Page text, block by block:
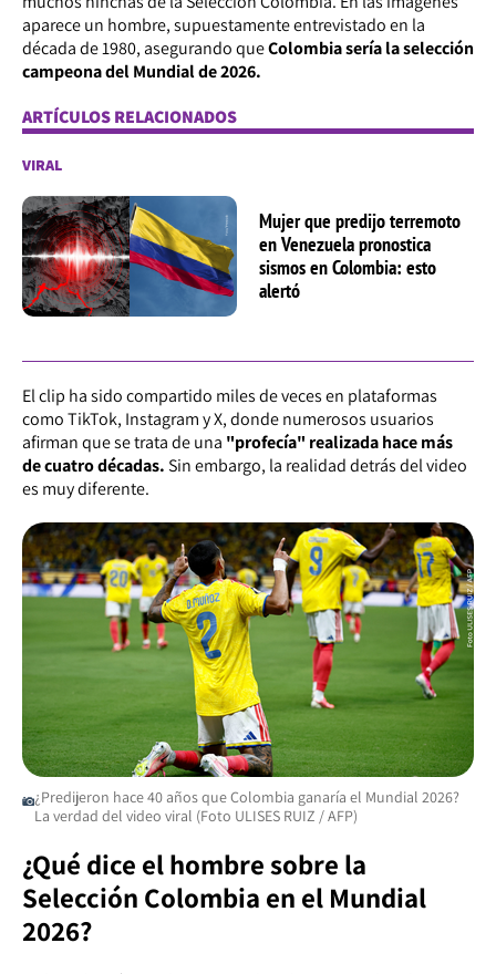
aparece un hombre, supuestamente entrevistado en la
década de 1980, asegurando queColombia sería la selección
campeona del Mundial de 2026.
ARTÍCULOS RELACIONADOS
VIRAL
Mujer que predijo terremoto
en Venezuela pronostica
sismos en Colombia: esto
alertó
El clip ha sido compartido miles de veces en plataformas
como TikTok, Instagram y X, donde numerosos usuarios
afirman que se trata de una "profecía" realizada hace más
de cuatro décadas.Sin embargo, la realidad detrás del video
es muy diferente.
¿Predijeron hace 40 años que Colombia ganaría el Mundial 2026?
La verdad del video viral (Foto ULISES RUIZ / AFP)
¿Qué dice el hombre sobre la
Selección Colombia en el Mundial
2026?